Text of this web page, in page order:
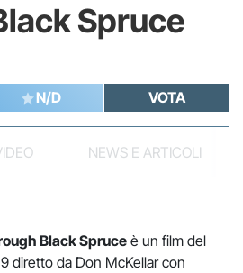
Spruce
N/D VOTA
NEWS E ARTICOLI
Black Spruceè un film del
diretto da Don McKellar con